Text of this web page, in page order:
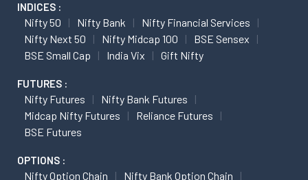
INDICES :
Nifty 50 Nifty Bank
Nifty Financial Services
Nifty Next 50
Nifty Midcap 100
BSE Sensex
BSE Small Cap
India Vix Gift Nifty
FUTURES :
Nifty Futures
Nifty Bank Futures
Midcap Nifty Futures
Reliance Futures
BSE Futures
OPTIONS :
Nifty Option Chain
Nifty Bank Option Chain